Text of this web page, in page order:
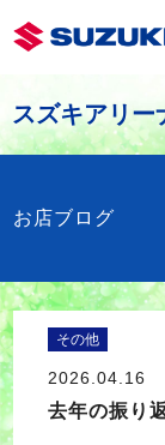
スズキアリー
お店ブログ
その他
2026.04.16
去年の振り